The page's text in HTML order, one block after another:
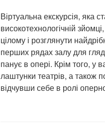
Віртуальна екскурсія, яка
високотехнологічній
цілому і розглянути
перших рядах залу для
панує в опері. Крім того, у
лаштунки театрів, а також
відчувши себе в ролі